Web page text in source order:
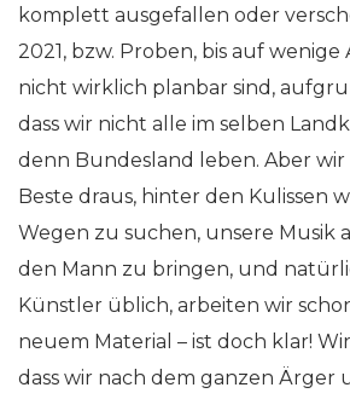
komplett ausgefallen oder
2021, bzw. Proben, bis auf
nicht wirklich planbar sind,
dass wir nicht alle im selben
denn Bundesland leben. Aber wir
Beste draus, hinter den Kulissen
Wegen zu suchen, unsere Musik
den Mann zu bringen, und
Künstler üblich, arbeiten wir
neuem Material – ist doch klar!
dass wir nach dem ganzen Ärger